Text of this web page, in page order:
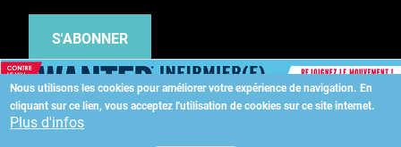
Nous utilisons les cookies pour améliorer votre expérience de navigation. En
cliquant sur ce lien, vous acceptez l'utilisation de cookies sur ce site internet.
Plus d'infos
S'ABONNER
Copyright©2026 ALLIEDHEALTH